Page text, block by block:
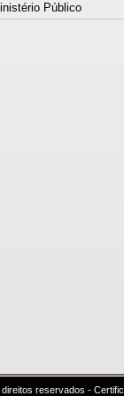
Público
reservados -